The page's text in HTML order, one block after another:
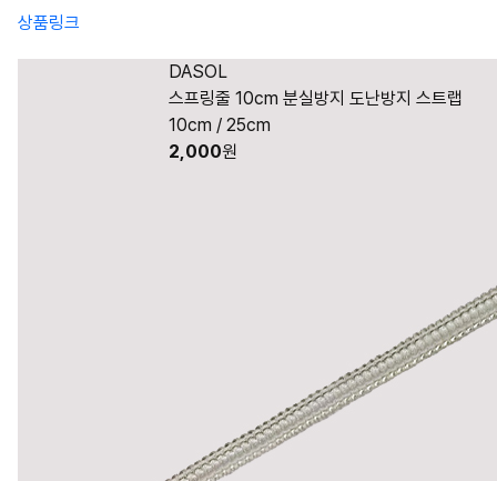
상품링크
DASOL
스프링줄 10cm 분실방지 도난방지 스트랩
10cm / 25cm
2,000원